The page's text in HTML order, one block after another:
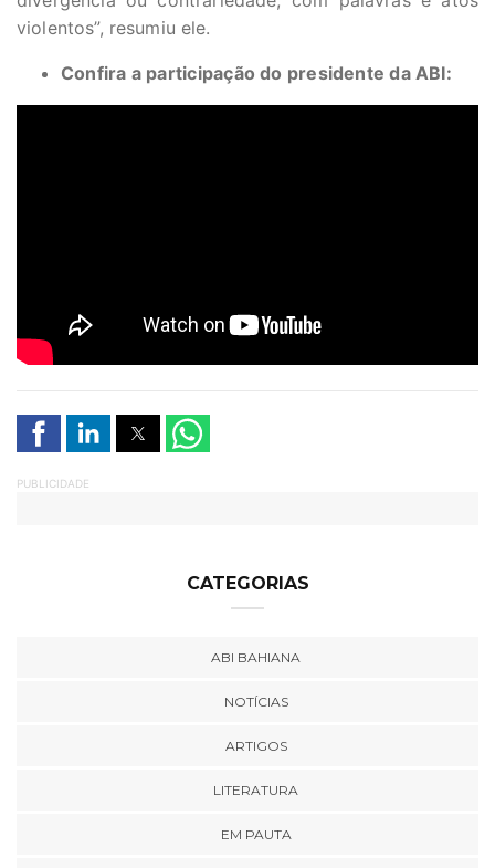
violentos”, resumiu ele.
Confira a participação do presidente da ABI:
PUBLICIDADE
CATEGORIAS
ABI BAHIANA
NOTÍCIAS
ARTIGOS
LITERATURA
EM PAUTA